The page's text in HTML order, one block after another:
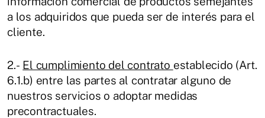
a los adquiridos que pueda ser de interés para el
cliente.
2.- El cumplimiento del contrato establecido (Art.
6.1.b) entre las partes al contratar alguno de
nuestros servicios o adoptar medidas
precontractuales.